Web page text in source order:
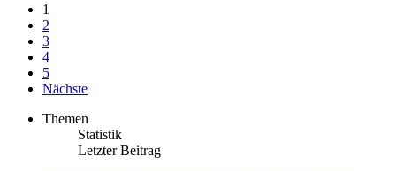
1
2
3
4
5
Nächste
Themen
Statistik
Letzter Beitrag